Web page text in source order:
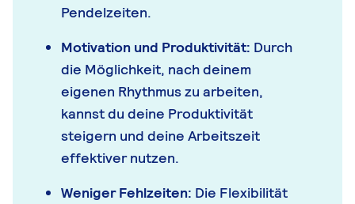
Pendelzeiten.
Motivation und Produktivität: Durch
die Möglichkeit, nach deinem
eigenen Rhythmus zu arbeiten,
kannst du deine Produktivität
steigern und deine Arbeitszeit
effektiver nutzen.
Weniger Fehlzeiten: Die Flexibilität